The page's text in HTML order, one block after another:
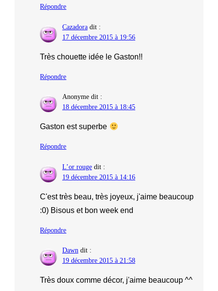
Répondre
Cazadora dit :
17 décembre 2015 à 19:56
Très chouette idée le Gaston!!
Répondre
Anonyme dit :
18 décembre 2015 à 18:45
Gaston est superbe
Répondre
L’or rouge dit :
19 décembre 2015 à 14:16
C'est très beau, très joyeux, j'aime beaucoup
:0) Bisous et bon week end
Répondre
Dawn dit :
19 décembre 2015 à 21:58
Très doux comme décor, j'aime beaucoup ^^